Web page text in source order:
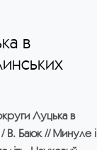
матеріалів
Луцька
в
Луцька в
В. Баюк // Минуле і